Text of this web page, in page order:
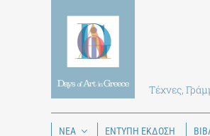
Τέχνες,
ΝΕΑ ΕΝΤΥΠΗ ΕΚΔΟΣΗ